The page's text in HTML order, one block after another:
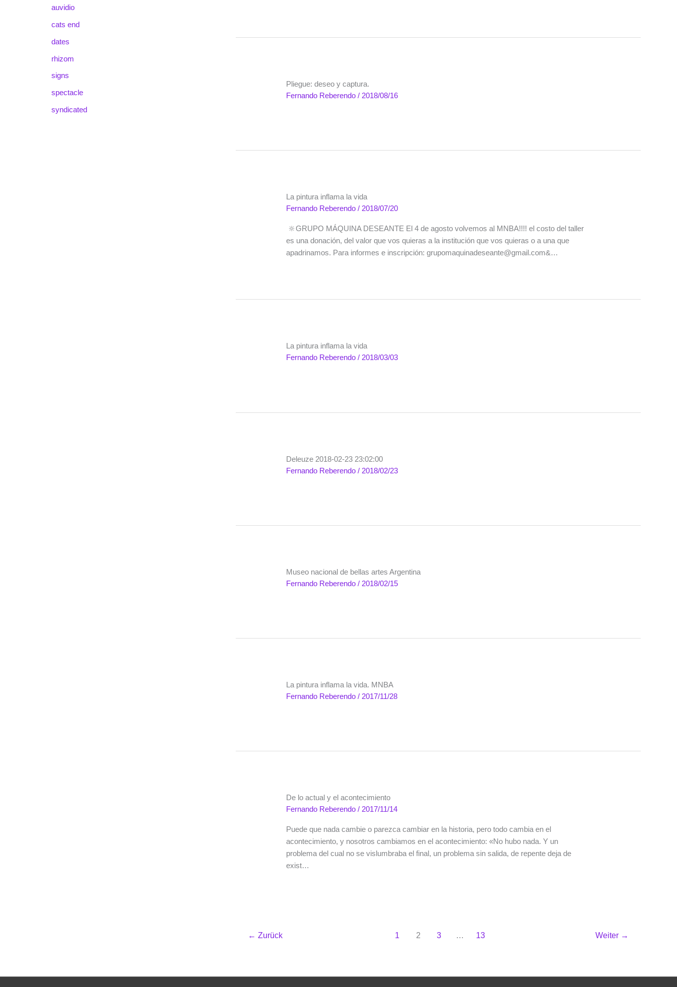
auvidio
cats end
dates
rhizom
signs
spectacle
syndicated
Pliegue: deseo y captura.
Fernando Reberendo/ 2018/08/16
La pintura inflama la vida
Fernando Reberendo/ 2018/07/20
🔆GRUPO MÁQUINA DESEANTE El 4 de agosto volvemos al MNBA!!!! el costo del taller
es una donación, del valor que vos quieras a la institución que vos quieras o a una que
apadrinamos. Para informes e inscripción: grupomaquinadeseante@gmail.com&…
La pintura inflama la vida
Fernando Reberendo/2018/03/03
Deleuze 2018-02-23 23:02:00
Fernando Reberendo/ 2018/02/23
Museo nacional de bellas artes Argentina
Fernando Reberendo/ 2018/02/15
La pintura inflama la vida. MNBA
Fernando Reberendo/ 2017/11/28
De lo actual y el acontecimiento
Fernando Reberendo/ 2017/11/14
Puede que nada cambie o parezca cambiar en la historia, pero todo cambia en el
acontecimiento, y nosotros cambiamos en el acontecimiento: «No hubo nada. Y un
problema del cual no se vislumbraba el final, un problema sin salida, de repente deja de
exist…
← Zurück 1 2 3 … 13 Weiter →